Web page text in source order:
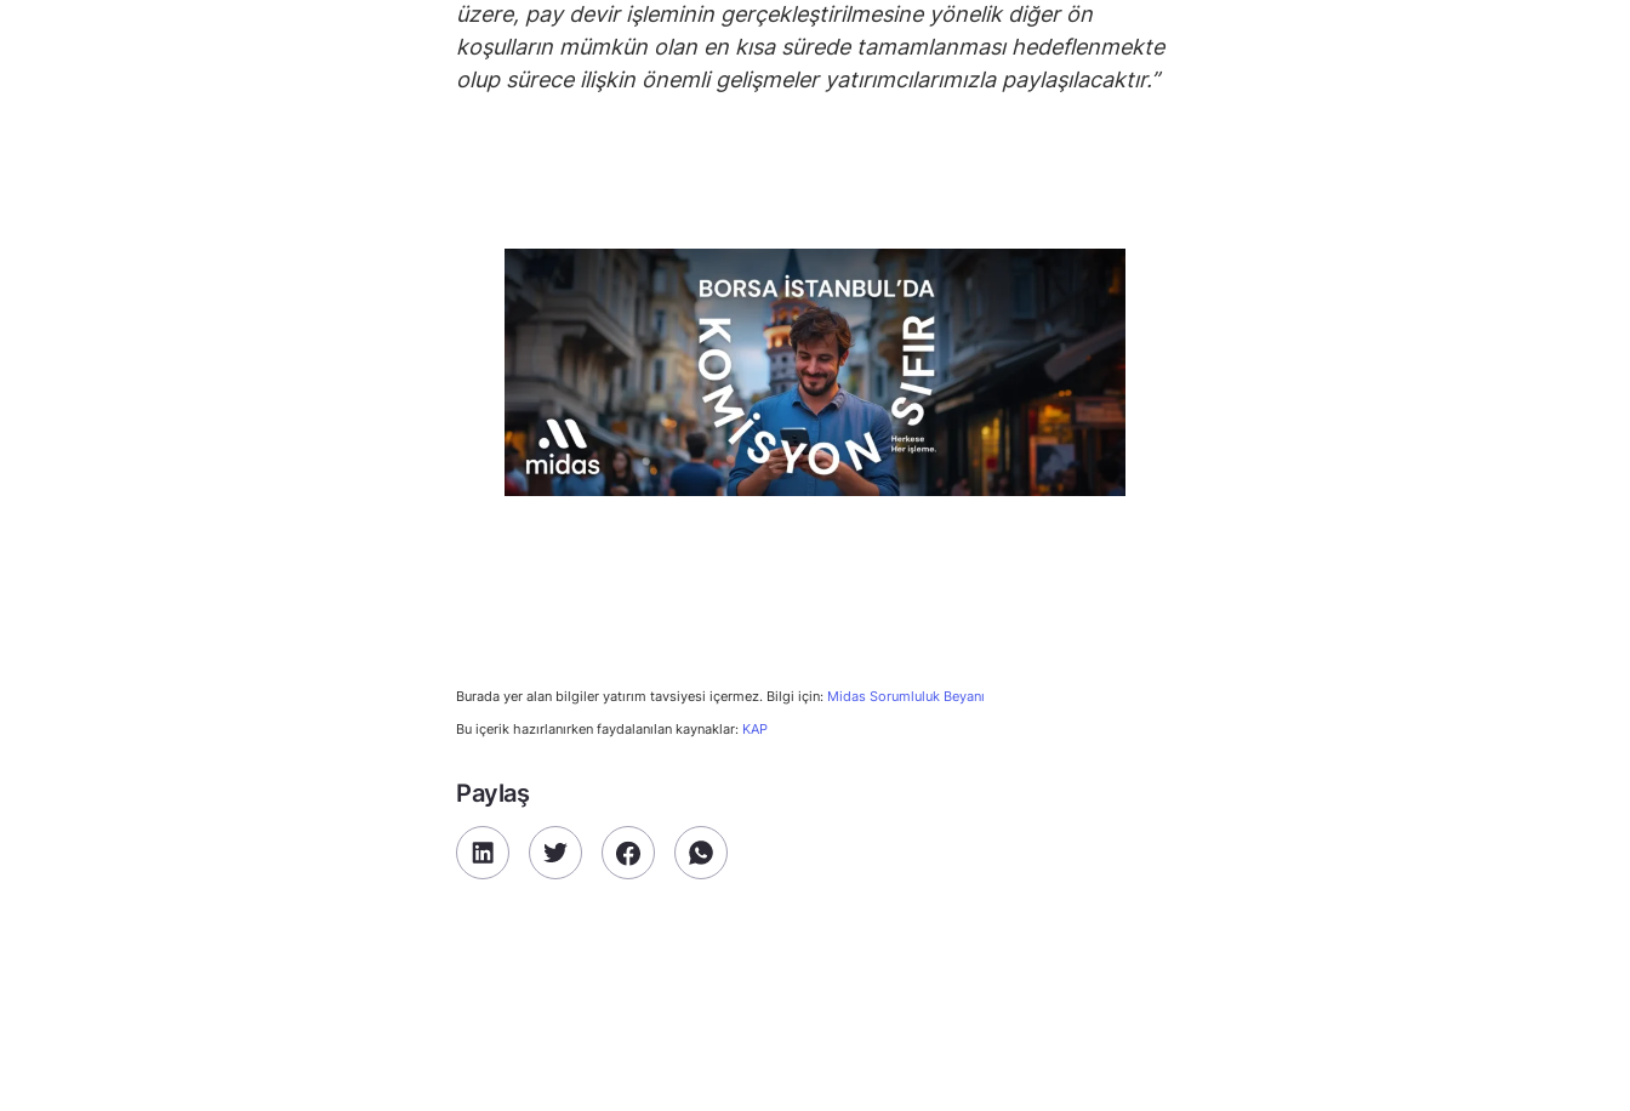
üzere, pay devir işleminin gerçekleştirilmesine yönelik diğer ön
koşulların mümkün olan en kısa sürede tamamlanması hedeflenmekte
olup sürece ilişkin önemli gelişmeler yatırımcılarımızla paylaşılacaktır.”
Burada yer alan bilgiler yatırım tavsiyesi içermez. Bilgi için: Midas Sorumluluk Beyanı
Bu içerik hazırlanırken faydalanılan kaynaklar: KAP
Paylaş